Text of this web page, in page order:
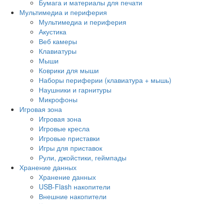
Бумага и материалы для печати
Мультимедиа и периферия
Мультимедиа и периферия
Акустика
Веб камеры
Клавиатуры
Мыши
Коврики для мыши
Наборы периферии (клавиатура + мышь)
Наушники и гарнитуры
Микрофоны
Игровая зона
Игровая зона
Игровые кресла
Игровые приставки
Игры для приставок
Рули, джойстики, геймпады
Хранение данных
Хранение данных
USB-Flash накопители
Внешние накопители